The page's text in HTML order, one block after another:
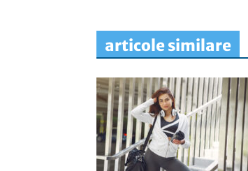
articole similare